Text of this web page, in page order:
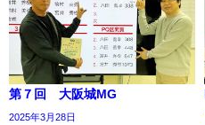
第７回 大阪城MG
2025年3月28日